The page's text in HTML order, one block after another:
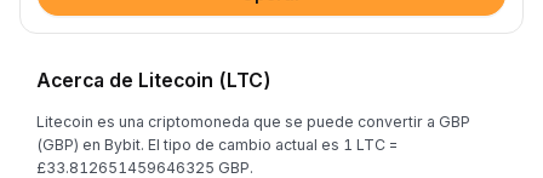
Acerca de Litecoin (LTC)
Litecoin es una criptomoneda que se puede convertir a GBP
(GBP) en Bybit. El tipo de cambio actual es 1 LTC =
£33.812651459646325 GBP.